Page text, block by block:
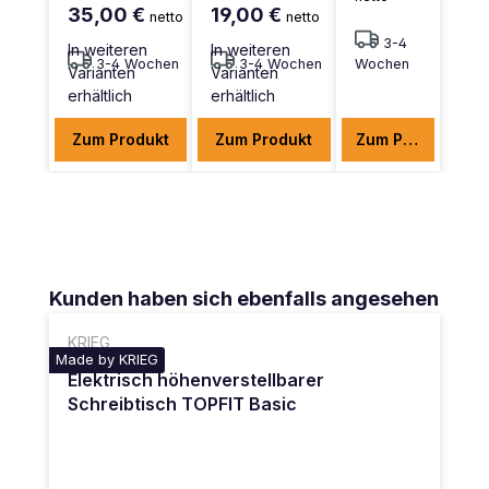
35,00 € netto
3-4 Wochen
In weiteren
Varianten
erhältlich
Zum Produkt
19,00 €netto
3-4 Wochen
In weiteren
Varianten
erhältlich
Zum Produkt
3-4
Wochen
Zum Produkt
Produktgalerie überspringen
Kunden haben sich ebenfalls angesehen
KRIEG
Made by KRIEG
Elektrisch höhenverstellbarer
Schreibtisch TOPFIT Basic